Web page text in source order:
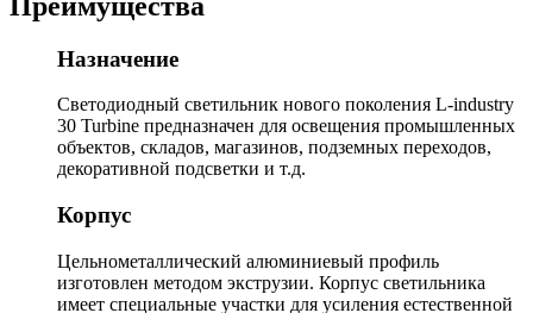
Назначение
Светодиодный светильник нового поколения L-industry
30 Turbine предназначен для освещения промышленных
объектов, складов, магазинов, подземных переходов,
декоративной подсветки и т.д.
Корпус
Цельнометаллический алюминиевый профиль
изготовлен методом экструзии. Корпус светильника
имеет специальные участки для усиления естественной